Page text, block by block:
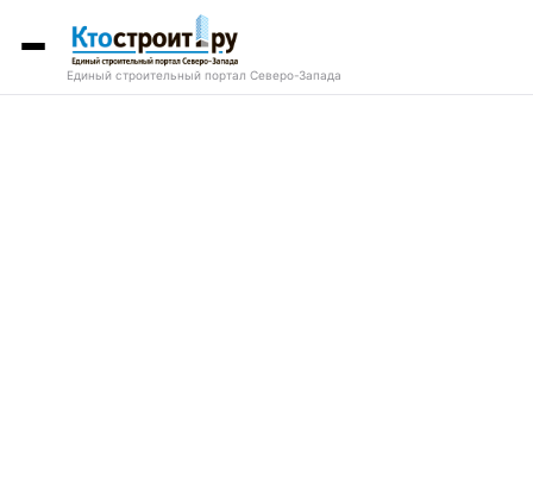
Единый строительный портал Северо-Запада